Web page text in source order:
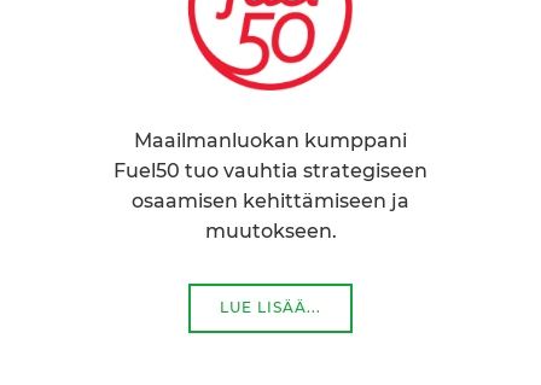
Maailmanluokan kumppani
Fuel50 tuo vauhtia strategiseen
osaamisen kehittämiseen ja
muutokseen.
LUE LISÄÄ...